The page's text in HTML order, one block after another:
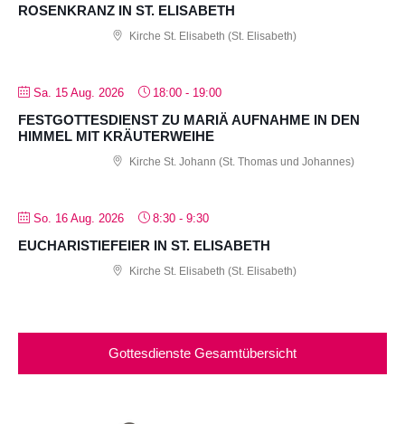
ROSENKRANZ IN ST. ELISABETH
Kirche St. Elisabeth (St. Elisabeth)
Sa. 15 Aug. 2026 18:00 - 19:00
FESTGOTTESDIENST ZU MARIÄ AUFNAHME IN DEN
HIMMEL MIT KRÄUTERWEIHE
Kirche St. Johann (St. Thomas und Johannes)
So. 16 Aug. 2026 8:30 - 9:30
EUCHARISTIEFEIER IN ST. ELISABETH
Kirche St. Elisabeth (St. Elisabeth)
Gottesdienste Gesamtübersicht